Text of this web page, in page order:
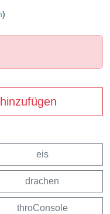
)
eis
drachen
throConsole